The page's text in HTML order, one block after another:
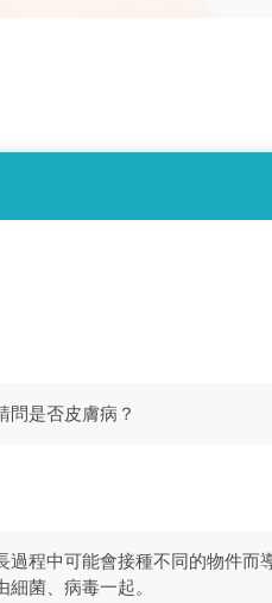
是否皮膚病？
程中可能會接種不同的物件而
菌、病毒一起。